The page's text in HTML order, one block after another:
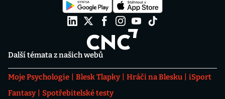
Další témata z našich webů
Moje Psychologie Blesk Tlapky Hráči na Blesku
iSport
Fantasy
Spotřebitelské testy